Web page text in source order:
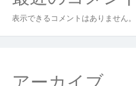
表示できるコメントはありません。